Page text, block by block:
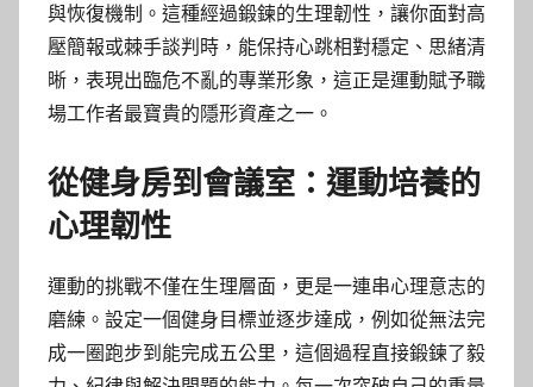
與恢復機制。這種經過鍛鍊的生理韌性，讓你面對高
壓簡報或棘手談判時，能保持心跳相對穩定、思緒清
晰，表現出臨危不亂的專業形象，這正是運動賦予職
場工作者最寶貴的隱形資產之一。
從健身房到會議室：運動培養的
心理韌性
運動的挑戰不僅在生理層面，更是一連串心理意志的
磨練。設定一個健身目標並逐步達成，例如從無法完
成一圈跑步到能完成五公里，這個過程直接鍛鍊了毅